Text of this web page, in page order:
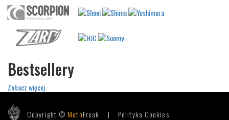
Bestsellery
Zobacz więcej
Copyright ©MotoFreak | Polityka Cookies